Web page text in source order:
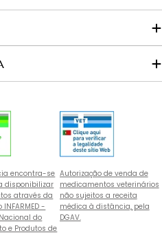
encontra-se
disponibilizar
através da
-
do
e Produtos de
Autorização de venda de
medicamentos veterinários
não sujeitos a receita
médica à distância, pela
DGAV.